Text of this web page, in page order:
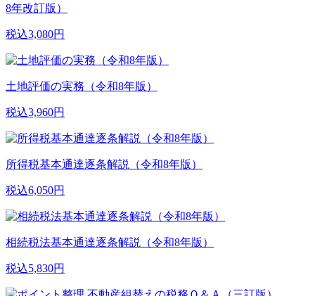
8年改訂版）
税込3,080円
土地評価の実務（令和8年版）
税込3,960円
所得税基本通達逐条解説（令和8年版）
税込6,050円
相続税法基本通達逐条解説（令和8年版）
税込5,830円